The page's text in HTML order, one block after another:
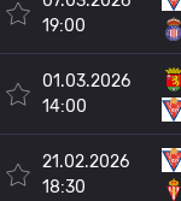
19:00
01.03.2026
14:00
21.02.2026
18:30